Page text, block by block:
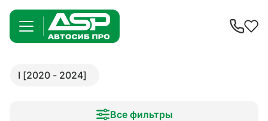
I [2020 - 2024]
Все фильтры